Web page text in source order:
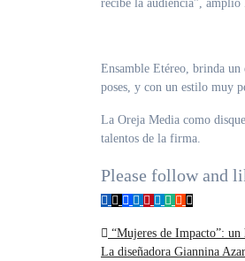
recibe la audiencia”,
Ensamble Etéreo, brinda un
poses, y con un estilo muy
La Oreja Media como
talentos de la firma.
Please follow and
“Mujeres de Impacto”: un
La diseñadora Giannina